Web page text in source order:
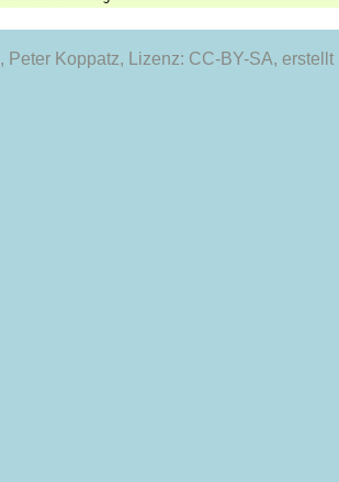
, Peter Koppatz, Lizenz: CC-BY-SA,